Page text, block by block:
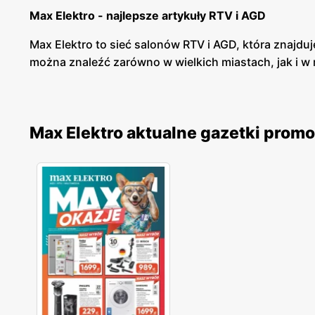
Max Elektro - najlepsze artykuły RTV i AGD
Max Elektro to sieć salonów RTV i AGD, która
można znaleźć zarówno w wielkich miastach, jak i w
można znaleźć zarówno pralki, lodówki, zmywarki,
Max Elektro - promocje
Max Elektro cyklicznie wypuszcza gazetki
zakup w systemie ratalnym, co sprawia, że każdy
swoich klientów.
Max Elektro aktualne gazetki